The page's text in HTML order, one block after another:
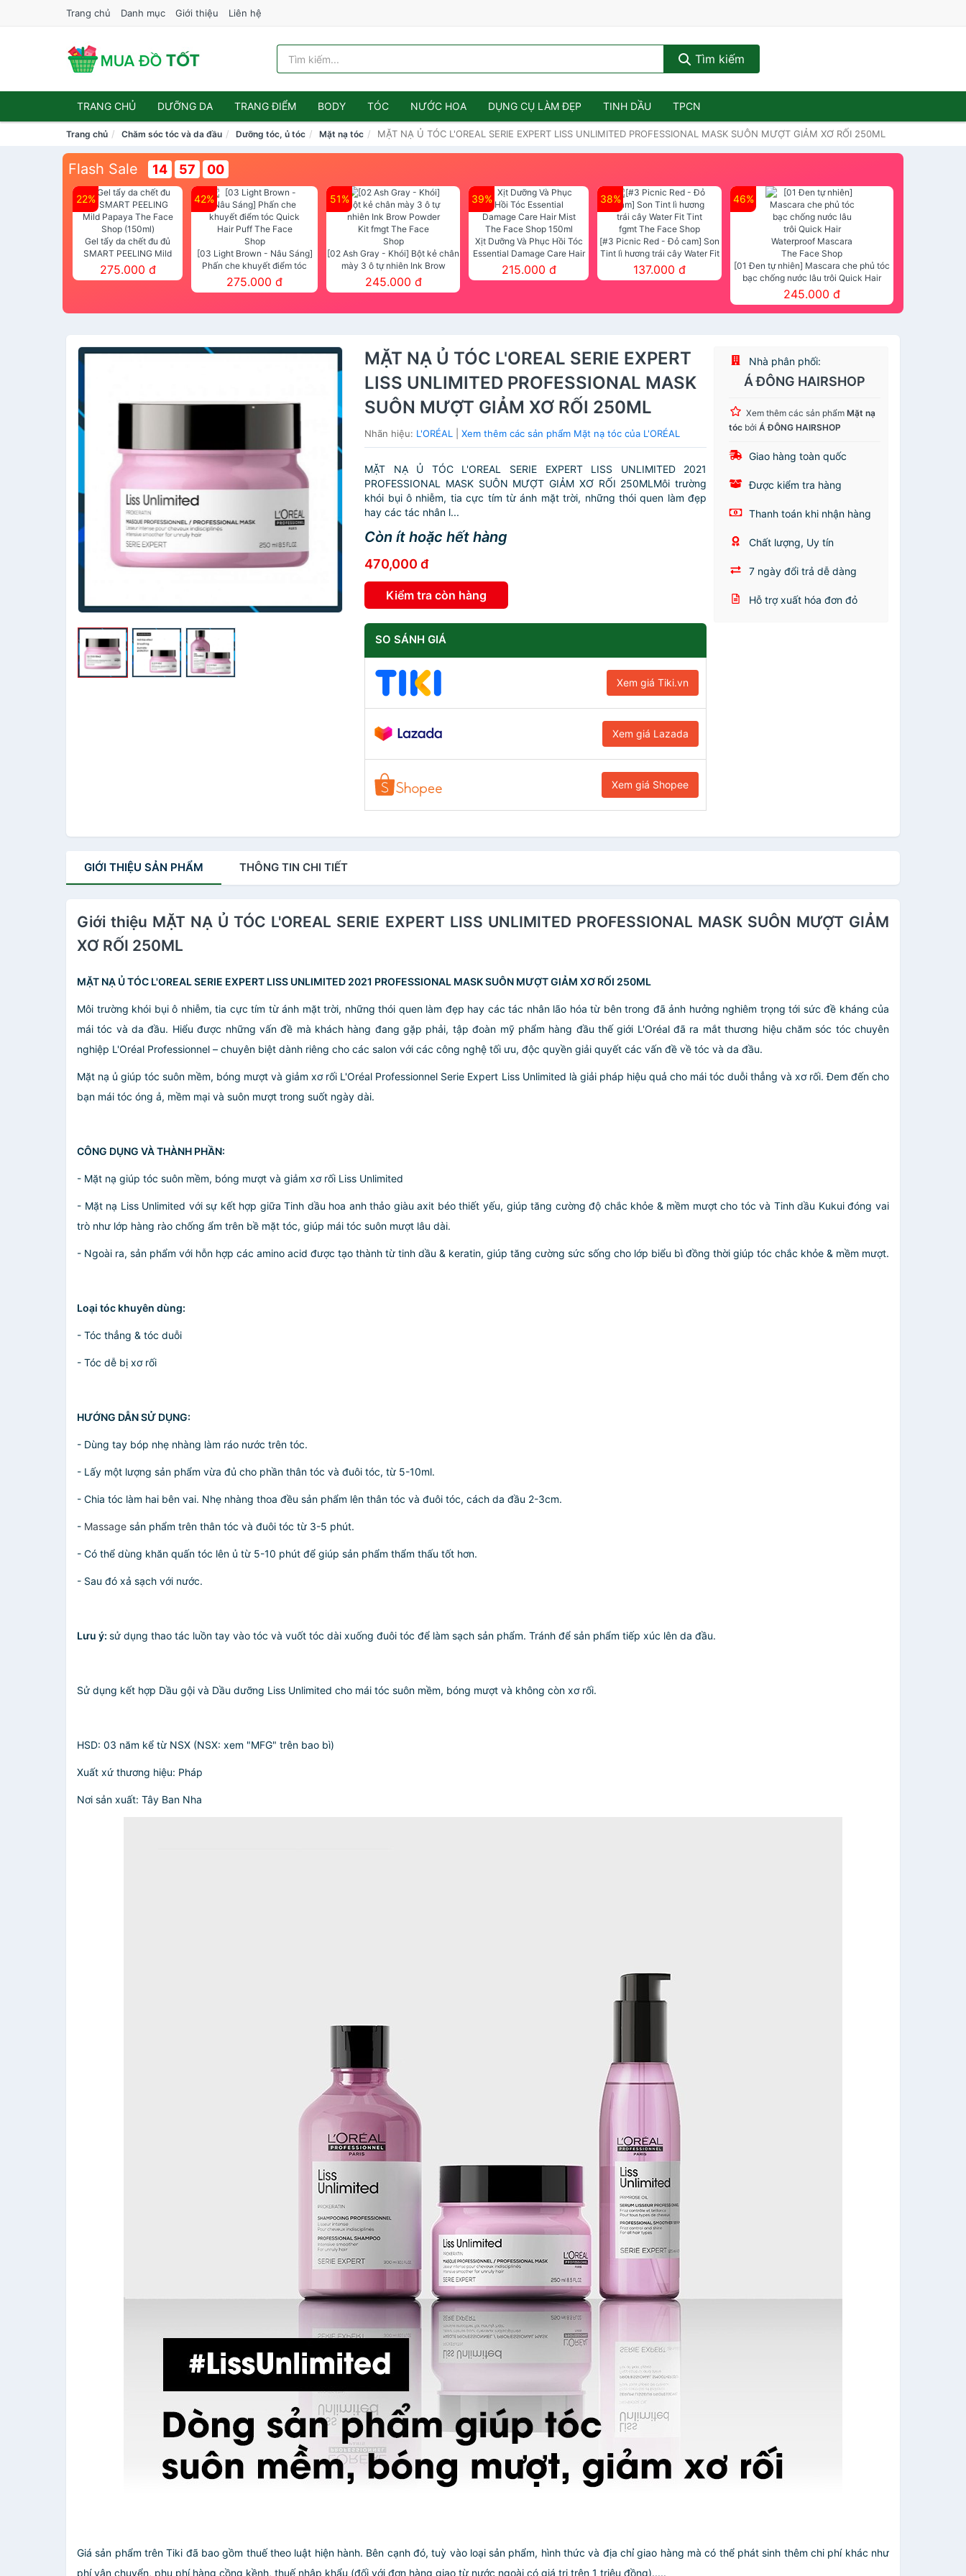
Trang chủ Danh mục Giới thiệu Liên hệ
Tìm kiếm
TRANG CHỦ DƯỠNG DA TRANG ĐIỂM BODY TÓC NƯỚC HOA DỤNG CỤ LÀM ĐẸP TINH DẦU TPCN
Trang chủ Chăm sóc tóc và da đầu Dưỡng tóc, ủ tóc Mặt nạ tóc MẶT NẠ Ủ TÓC L'OREAL SERIE EXPERT LISS UNLIMITED PROFESSIONAL MASK SUÔN MƯỢT GIẢM XƠ RỐI 250ML
Flash Sale 14 56 59
22%
Gel tẩy da chết đu đủ
SMART PEELING Mild
Papaya The Face Shop
(150ml)
275.000 đ
42%
[03 Light Brown - Nâu Sáng]
Phấn che khuyết điểm tóc
Quick Hair Puff The Face Shop
275.000 đ
51%
[02 Ash Gray - Khói] Bột kẻ chân
mày 3 ô tự nhiên Ink Brow
Powder Kit fmgt The Face Shop
245.000 đ
39%
Xịt Dưỡng Và Phục Hồi Tóc
Essential Damage Care Hair
Mist The Face Shop 150ml
215.000 đ
38%
[#3 Picnic Red - Đỏ cam] Son
Tint lì hương trái cây Water Fit
Tint fgmt The Face Shop
137.000 đ
46%
[01 Đen tự nhiên] Mascara che phủ tóc
bạc chống nước lâu trôi Quick Hair
Waterproof Mascara The Face Shop
245.000 đ
MẶT NẠ Ủ TÓC L'OREAL SERIE EXPERT
LISS UNLIMITED PROFESSIONAL MASK
SUÔN MƯỢT GIẢM XƠ RỐI 250ML
Nhãn hiệu: L'ORÉAL |Xem thêm các sản phẩm Mặt nạ tóc của L'ORÉAL
MẶT NẠ Ủ TÓC L'OREAL SERIE EXPERT LISS UNLIMITED 2021
PROFESSIONAL MASK SUÔN MƯỢT GIẢM XƠ RỐI 250MLMôi trường
khói bụi ô nhiễm, tia cực tím từ ánh mặt trời, những thói quen làm đẹp
hay các tác nhân l...
Còn ít hoặc hết hàng
470,000 đ
Kiểm tra còn hàng
SO SÁNH GIÁ
Xem giá Tiki.vn
Xem giá Lazada
Xem giá Shopee
Nhà phân phối:
Á ĐÔNG HAIRSHOP
Xem thêm các sản phẩmMặt nạ
tóc bởiÁ ĐÔNG HAIRSHOP
Giao hàng toàn quốc
Được kiểm tra hàng
Thanh toán khi nhận hàng
Chất lượng, Uy tín
7 ngày đổi trả dễ dàng
Hỗ trợ xuất hóa đơn đỏ
GIỚI THIỆU SẢN PHẨM THÔNG TIN CHI TIẾT
Giới thiệu MẶT NẠ Ủ TÓC L'OREAL SERIE EXPERT LISS UNLIMITED PROFESSIONAL MASK SUÔN MƯỢT GIẢM
XƠ RỐI 250ML
MẶT NẠ Ủ TÓC L'OREAL SERIE EXPERT LISS UNLIMITED 2021 PROFESSIONAL MASK SUÔN MƯỢT GIẢM XƠ RỐI 250ML
Môi trường khói bụi ô nhiễm, tia cực tím từ ánh mặt trời, những thói quen làm đẹp hay các tác nhân lão hóa từ bên trong đã ảnh hưởng nghiêm trọng tới sức đề kháng của
mái tóc và da đầu. Hiểu được những vấn đề mà khách hàng đang gặp phải, tập đoàn mỹ phẩm hàng đầu thế giới L'Oréal đã ra mắt thương hiệu chăm sóc tóc chuyên
nghiệp L'Oréal Professionnel – chuyên biệt dành riêng cho các salon với các công nghệ tối ưu, độc quyền giải quyết các vấn đề về tóc và da đầu.
Mặt nạ ủ giúp tóc suôn mềm, bóng mượt và giảm xơ rối L'Oréal Professionnel Serie Expert Liss Unlimited là giải pháp hiệu quả cho mái tóc duỗi thẳng và xơ rối. Đem đến cho
bạn mái tóc óng ả, mềm mại và suôn mượt trong suốt ngày dài.
CÔNG DỤNG VÀ THÀNH PHẦN:
- Mặt nạ giúp tóc suôn mềm, bóng mượt và giảm xơ rối Liss Unlimited
- Mặt nạ Liss Unlimited với sự kết hợp giữa Tinh dầu hoa anh thảo giàu axit béo thiết yếu, giúp tăng cường độ chắc khỏe & mềm mượt cho tóc và Tinh dầu Kukui đóng vai
trò như lớp hàng rào chống ẩm trên bề mặt tóc, giúp mái tóc suôn mượt lâu dài.
- Ngoài ra, sản phẩm với hỗn hợp các amino acid được tạo thành từ tinh dầu & keratin, giúp tăng cường sức sống cho lớp biểu bì đồng thời giúp tóc chắc khỏe & mềm mượt.
Loại tóc khuyên dùng:
- Tóc thẳng & tóc duỗi
- Tóc dễ bị xơ rối
HƯỚNG DẪN SỬ DỤNG:
- Dùng tay bóp nhẹ nhàng làm ráo nước trên tóc.
- Lấy một lượng sản phẩm vừa đủ cho phần thân tóc và đuôi tóc, từ 5-10ml.
- Chia tóc làm hai bên vai. Nhẹ nhàng thoa đều sản phẩm lên thân tóc và đuôi tóc, cách da đầu 2-3cm.
- Massage sản phẩm trên thân tóc và đuôi tóc từ 3-5 phút.
- Có thể dùng khăn quấn tóc lên ủ từ 5-10 phút để giúp sản phẩm thẩm thấu tốt hơn.
- Sau đó xả sạch với nước.
Lưu ý: sử dụng thao tác luồn tay vào tóc và vuốt tóc dài xuống đuôi tóc để làm sạch sản phẩm. Tránh để sản phẩm tiếp xúc lên da đầu.
Sử dụng kết hợp Dầu gội và Dầu dưỡng Liss Unlimited cho mái tóc suôn mềm, bóng mượt và không còn xơ rối.
HSD: 03 năm kể từ NSX (NSX: xem "MFG" trên bao bì)
Xuất xứ thương hiệu: Pháp
Nơi sản xuất: Tây Ban Nha
Giá sản phẩm trên Tiki đã bao gồm thuế theo luật hiện hành. Bên cạnh đó, tuỳ vào loại sản phẩm, hình thức và địa chỉ giao hàng mà có thể phát sinh thêm chi phí khác như
phí vận chuyển, phụ phí hàng cồng kềnh, thuế nhập khẩu (đối với đơn hàng giao từ nước ngoài có giá trị trên 1 triệu đồng).....